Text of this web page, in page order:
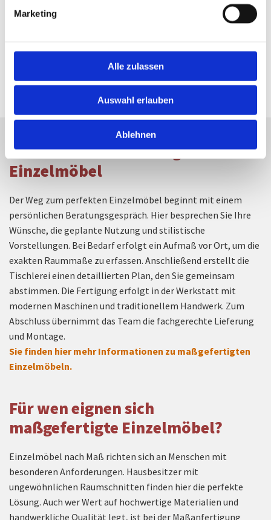
Marketing
Alle zulassen
Auswahl erlauben
Ablehnen
Von der Idee zum fertigen
Einzelmöbel
Der Weg zum perfekten Einzelmöbel beginnt mit einem
persönlichen Beratungsgespräch. Hier besprechen Sie Ihre
Wünsche, die geplante Nutzung und stilistische
Vorstellungen. Bei Bedarf erfolgt ein Aufmaß vor Ort, um die
exakten Raummaße zu erfassen. Anschließend erstellt die
Tischlerei einen detaillierten Plan, den Sie gemeinsam
abstimmen. Die Fertigung erfolgt in der Werkstatt mit
modernen Maschinen und traditionellem Handwerk. Zum
Abschluss übernimmt das Team die fachgerechte Lieferung
und Montage.
Sie finden hier mehr Informationen zu maßgefertigten
Einzelmöbeln.
Für wen eignen sich
maßgefertigte Einzelmöbel?
Einzelmöbel nach Maß richten sich an Menschen mit
besonderen Anforderungen. Hausbesitzer mit
ungewöhnlichen Raumschnitten finden hier die perfekte
Lösung. Auch wer Wert auf hochwertige Materialien und
handwerkliche Qualität legt, ist bei der Maßanfertigung